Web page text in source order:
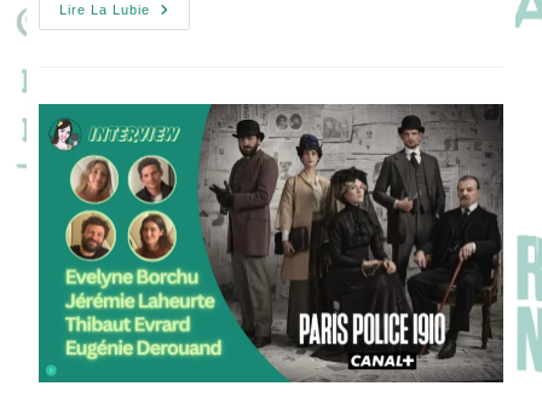
Lire La Lubie
MINIATURE
WIFE
Couple
Prend
Une
Toute
Autre
Dimension
!